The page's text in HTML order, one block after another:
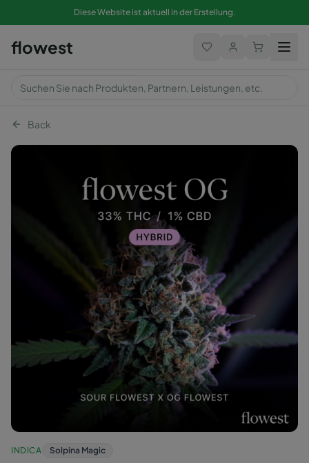
Diese Website ist aktuell in der Erstellung.
flowest
Back
INDICA Solpina Magic